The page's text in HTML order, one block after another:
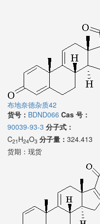
布地奈德杂质42
货号： BDND066 Cas 号：
90039-93-3 分子式：
C21 H24O3 分子量： 324.413
货期： 现货